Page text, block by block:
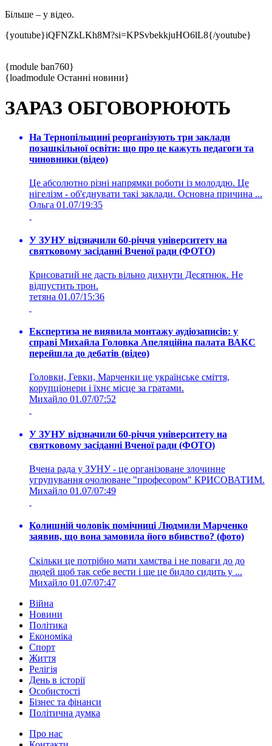
Більше – у відео.
{youtube}iQFNZkLKh8M?si=KPSvbekkjuHO6lL8{/youtube}
{module ban760}
{loadmodule Останні новини}
ЗАРАЗ ОБГОВОРЮЮТЬ
На Тернопільщині реорганізують три заклади
позашкільної освіти: що про це кажуть педагоги та
чиновники (відео)
Це абсолютно різні напрямки роботи із молоддю. Це
нігелізм - об'єднувати такі заклади. Основна причина ...
Ольга 01.07/19:35
У ЗУНУ відзначили 60-річчя університету на
святковому засіданні Вченої ради (ФОТО)
Крисоватий не дасть вільно дихнути Десятнюк. Не
відпустить трон.
тетяна 01.07/15:36
Експертиза не виявила монтажу аудіозаписів: у
справі Михайла Головка Апеляційна палата ВАКС
перейшла до дебатів (відео)
Головки, Гевки, Марченки це українське сміття,
корупціонери і їхнє місце за гратами.
Михайло 01.07/07:52
У ЗУНУ відзначили 60-річчя університету на
святковому засіданні Вченої ради (ФОТО)
Вчена рада у ЗУНУ - це організоване злочинне
угрупування очолюване "професором" КРИСОВАТИМ.
Михайло 01.07/07:49
Колишній чоловік помічниці Людмили Марченко
заявив, що вона замовила його вбивство? (фото)
Скільки це потрібно мати хамства і не поваги до до
людей щоб так себе вести і ще це бидло сидить у ...
Михайло 01.07/07:47
Війна
Новини
Політика
Економіка
Спорт
Життя
Релігія
День в історії
Особистості
Бізнес та фінанси
Політична думка
Про нас